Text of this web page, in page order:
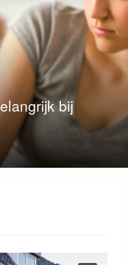
bij